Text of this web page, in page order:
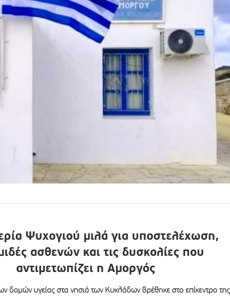
Ψυχογιού μιλά για υποστελέχωση,
ασθενών και τις δυσκολίες που
αντιμετωπίζει η Αμοργός
δομών υγείας στα νησιά των Κυκλάδων βρέθηκε στο επίκεντρο της